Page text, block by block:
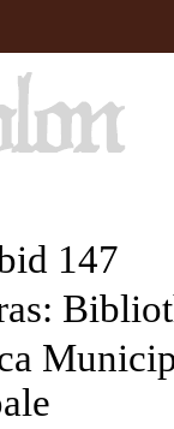
147